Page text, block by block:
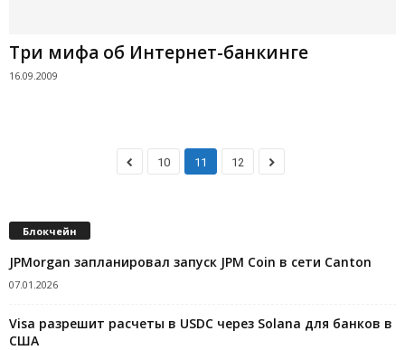
Три мифа об Интернет-банкинге
16.09.2009
10 11 12
Блокчейн
JPMorgan запланировал запуск JPM Coin в сети Canton
07.01.2026
Visa разрешит расчеты в USDC через Solana для банков в
США